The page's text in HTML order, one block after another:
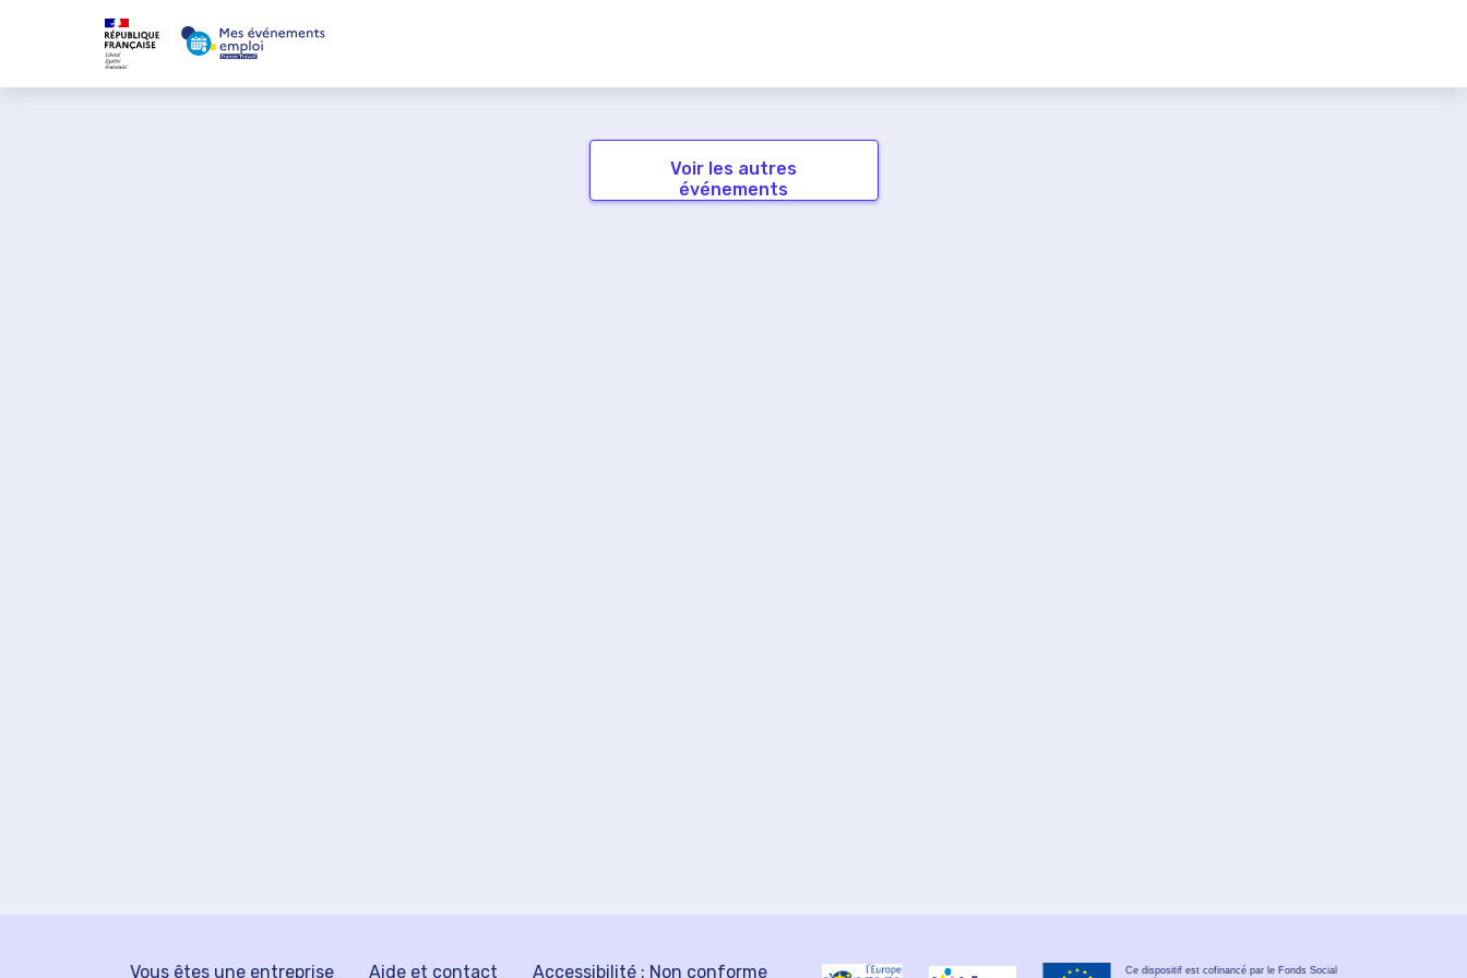
Voir les autres
événements
Vous êtes une entreprise Aide et contact Accessibilité : Non conforme
Ce dispositif est cofinancé par le Fonds Social